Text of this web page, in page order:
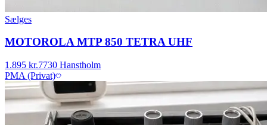
Sælges
MOTOROLA MTP 850 TETRA UHF
1.895 kr.7730 Hanstholm
PMA (Privat)